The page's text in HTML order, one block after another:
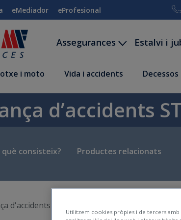
eMediador eProfesional
Assegurances Estalvi i
i moto Vida i accidents Decessos
d’accidents
què consisteix? Productes relacionats
d'accidents
Utilitzem cookies pròpies i de tercers